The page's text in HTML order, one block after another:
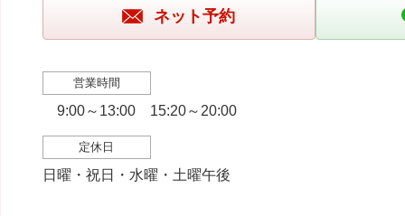
ネット予約
営業時間
9:00～13:00 15:20～20:00
定休日
日曜・祝日・水曜・土曜午後